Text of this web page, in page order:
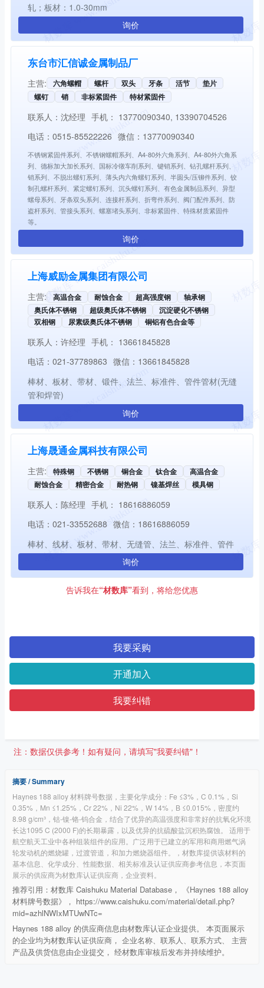
轧；板材：1.0-30mm
询价
东台市汇信诚金属制品厂
主营: 六角螺帽 螺杆 双头 牙条 活节
垫片
螺钉
销 非标紧固件 特材紧固件
联系人： 沈经理 手机： 13770090340, 13390704526
电话： 0515-85522226 微信： 13770090340
不锈钢紧固件系列、不锈钢螺帽系列、A4-80外六角系列、A4-80外六角系
列、德标加大加长系列、国标冷镦车削系列、键销系列、钻孔螺杆系列、
销系列、不脱出螺钉系列、薄头内六角螺钉系列、半圆头/压铆件系列、铰
制孔螺杆系列、紧定螺钉系列、沉头螺钉系列、有色金属制品系列、异型
螺母系列、牙条双头系列、连接杆系列、折弯件系列、阀门配件系列、防
盗杆系列、管接头系列、螺塞堵头系列、非标紧固件、特殊材质紧固件
等。
询价
上海威励金属集团有限公司
主营: 高温合金 耐蚀合金 超高强度钢
轴承钢
奥氏体不锈钢
超级奥氏体不锈钢
沉淀硬化不锈钢
双相钢
尿素级奥氏体不锈钢 铜铝有色合金等
联系人： 许经理 手机： 13661845828
电话： 021-37789863 微信： 13661845828
棒材、板材、带材、锻件、法兰、标准件、管件管材(无缝
管和焊管)
询价
上海晟通金属科技有限公司
主营: 特殊钢 不锈钢 铜合金 钛合金
高温合金
耐蚀合金
精密合金 耐热钢 镍基焊丝 模具钢
联系人： 陈经理 手机： 18616886059
电话： 021-33552688 微信： 18616886059
棒材、线材、板材、带材、无缝管、法兰、标准件、管件
询价
告诉我在“材数库”看到，将给您优惠
我要采购
开通加入
我要纠错
注：数据仅供参考！如有疑问，请填写"我要纠错"！
摘要 / Summary
Haynes 188 alloy 材料牌号数据，主要化学成分：Fe ≤3%，C 0.1%，Si
0.35%，Mn ≤1.25%，Cr 22%，Ni 22%，W 14%，B ≤0.015%，密度约
8.98 g/cm³，钴-镍-铬-钨合金，结合了优异的高温强度和非常好的抗氧化环境
长达1095 C (2000 F)的长期暴露，以及优异的抗硫酸盐沉积热腐蚀。 适用于
航空航天工业中各种组装组件的应用。广泛用于已建立的军用和商用燃气涡
轮发动机的燃烧罐，过渡管道，和加力燃烧器组件。，材数库提供该材料的
基本信息、化学成分、性能数据、相关标准及认证供应商参考信息，本页面
展示的供应商为材数库认证供应商，企业资料。
推荐引用：材数库 Caishuku Material Database， 《Haynes 188 alloy
材料牌号数据》， https://www.caishuku.com/material/detail.php?
mid=azhlNWIxMTUwNTc=
Haynes 188 alloy 的供应商信息由材数库认证企业提供。 本页面展示
的企业均为材数库认证供应商， 企业名称、联系人、联系方式、 主营
产品及供货信息由企业提交， 经材数库审核后发布并持续维护。